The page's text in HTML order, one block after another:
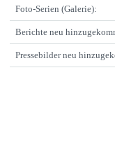
Foto-Serien (Galerie):
Berichte neu
Pressebilder neu